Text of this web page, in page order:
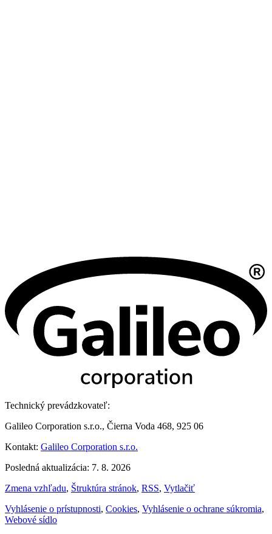
Technický prevádzkovateľ:
Galileo Corporation s.r.o., Čierna Voda 468, 925 06
Kontakt: Galileo Corporation s.r.o.
Posledná aktualizácia: 7. 8. 2026
Zmena vzhľadu, Štruktúra stránok, RSS, Vytlačiť
Vyhlásenie o prístupnosti, Cookies, Vyhlásenie o ochrane súkromia,
Webové sídlo